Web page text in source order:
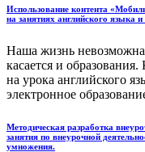
Использование контента
на занятиях английского языка
Наша жизнь
касается и
на урока английского
электронное
Методическая разработка
занятия по внеурочной
умножения.